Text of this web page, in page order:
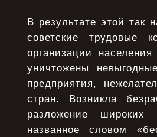
В результате этой так
советские трудовые
организации
уничтожены
предприятия,
стран. Возникла
разложение широких
названное словом